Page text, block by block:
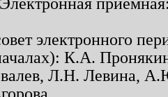
электронного
К.А.
Л.Н. Левина,